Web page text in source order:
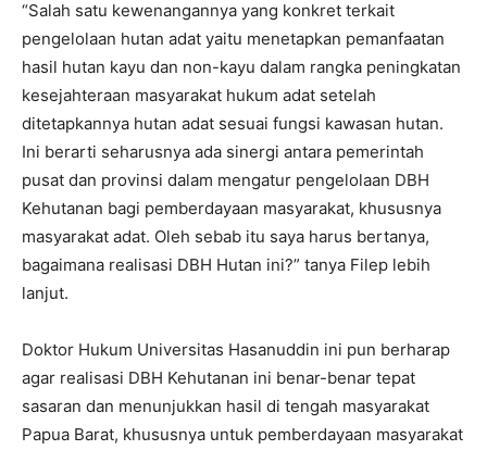
“Salah satu kewenangannya yang konkret terkait
pengelolaan hutan adat yaitu menetapkan pemanfaatan
hasil hutan kayu dan non-kayu dalam rangka peningkatan
kesejahteraan masyarakat hukum adat setelah
ditetapkannya hutan adat sesuai fungsi kawasan hutan.
Ini berarti seharusnya ada sinergi antara pemerintah
pusat dan provinsi dalam mengatur pengelolaan DBH
Kehutanan bagi pemberdayaan masyarakat, khususnya
masyarakat adat. Oleh sebab itu saya harus bertanya,
bagaimana realisasi DBH Hutan ini?” tanya Filep lebih
lanjut.
Doktor Hukum Universitas Hasanuddin ini pun berharap
agar realisasi DBH Kehutanan ini benar-benar tepat
sasaran dan menunjukkan hasil di tengah masyarakat
Papua Barat, khususnya untuk pemberdayaan masyarakat